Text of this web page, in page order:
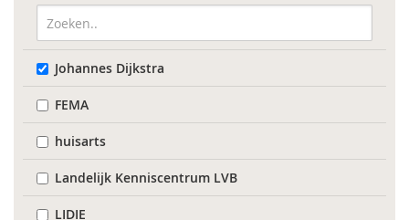
Johannes Dijkstra
FEMA
huisarts
Landelijk Kenniscentrum LVB
LIDIE